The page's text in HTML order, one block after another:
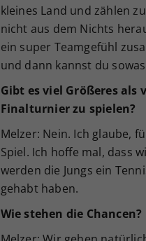
kleines Land und zählen
nicht aus dem Nichts
ein super Teamgefühl
und dann kannst du
Gibt es viel Größeres
Finalturnier zu spielen?
Melzer: Nein. Ich glaube,
Spiel. Ich hoffe mal, dass
werden die Jungs ein
gehabt haben.
Wie stehen die Chancen?